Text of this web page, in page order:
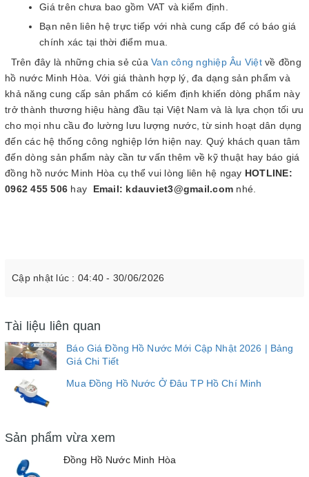
Giá trên chưa bao gồm VAT và kiểm định.
Bạn nên liên hệ trực tiếp với nhà cung cấp để có báo giá
chính xác tại thời điểm mua.
Trên đây là những chia sẻ của Van công nghiệp Âu Việtvề đồng
hồ nước Minh Hòa. Với giá thành hợp lý, đa dạng sản phẩm và
khả năng cung cấp sản phẩm có kiểm định khiến dòng phẩm này
trở thành thương hiệu hàng đầu tại Việt Nam và là lựa chọn tối ưu
cho mọi nhu cầu đo lường lưu lượng nước, từ sinh hoạt dân dụng
đến các hệ thống công nghiệp lớn hiện nay. Quý khách quan tâm
đến dòng sản phẩm này cần tư vấn thêm về kỹ thuật hay báo giá
đồng hồ nước Minh Hòa cụ thể vui lòng liên hệ ngay HOTLINE:
0962 455 506 hay Email: kdauviet3@gmail.com nhé.
Cập nhật lúc : 04:40 - 30/06/2026
Tài liệu liên quan
Báo Giá Đồng Hồ Nước Mới Cập Nhật 2026 | Bảng
Giá Chi Tiết
Mua Đồng Hồ Nước Ở Đâu TP Hồ Chí Minh
Sản phẩm vừa xem
Đồng Hồ Nước Minh Hòa